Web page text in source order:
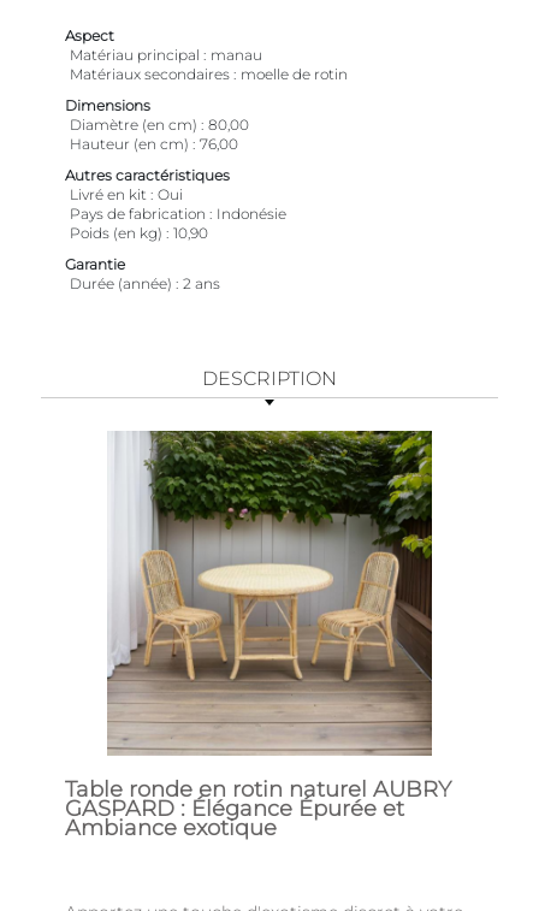
Aspect
Matériau principal
manau
Matériaux secondaires
moelle de rotin
Dimensions
Diamètre (en cm)
80,00
Hauteur (en cm)
76,00
Autres caractéristiques
Livré en kit Oui
Pays de fabrication
Indonésie
Poids (en kg)
10,90
Garantie
Durée (année)
2 ans
DESCRIPTION
Table ronde en rotin naturel AUBRY
GASPARD : Élégance Épurée et
Ambiance exotique